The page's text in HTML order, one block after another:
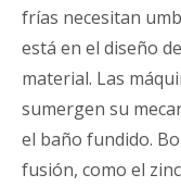
frías necesitan
está en el diseño
material. Las
sumergen su
el baño fundido.
fusión, como el